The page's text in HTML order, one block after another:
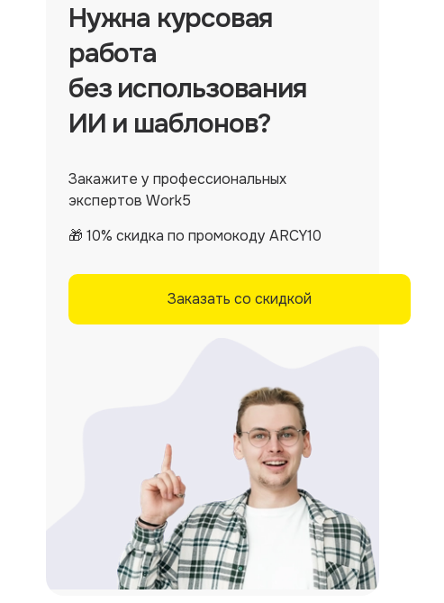
Нужна курсовая
работа
без использования
ИИ и шаблонов?
Закажите у профессиональных
экспертов Work5
🎁 10% скидка по промокоду ARCY10
Заказать со скидкой